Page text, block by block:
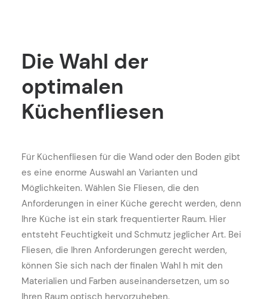
Die Wahl der
optimalen
Küchenfliesen
Für Küchenfliesen für die Wand oder den Boden gibt
es eine enorme Auswahl an Varianten und
Möglichkeiten. Wählen Sie Fliesen, die den
Anforderungen in einer Küche gerecht werden, denn
Ihre Küche ist ein stark frequentierter Raum. Hier
entsteht Feuchtigkeit und Schmutz jeglicher Art. Bei
Fliesen, die Ihren Anforderungen gerecht werden,
können Sie sich nach der finalen Wahl h mit den
Materialien und Farben auseinandersetzen, um so
Ihren Raum optisch hervorzuheben.